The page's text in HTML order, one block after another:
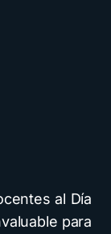
al Día
para